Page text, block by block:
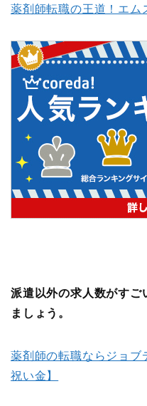
薬剤師転職の王道！エム
派遣以外の求人数がすご
ましょう。
薬剤師の転職ならジョブ
祝い金】